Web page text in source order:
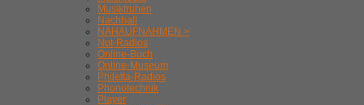
Musiktruhen
Nachhall
NAHAUFNAHMEN >
Not-Radios
Online-Buch
Online-Museum
Philetta-Radios
Phonotechnik
Player